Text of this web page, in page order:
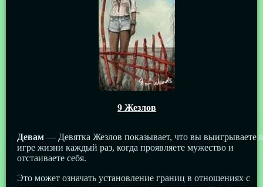
9 Жезлов
Девам— Девятка Жезлов показывает, что вы выигрываете в
игре жизни каждый раз, когда проявляете мужество и
отстаиваете себя.
Это может означать установление границ в отношениях с